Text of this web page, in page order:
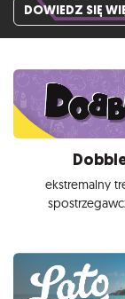
DOWIEDZ SIĘ
ekstremalny